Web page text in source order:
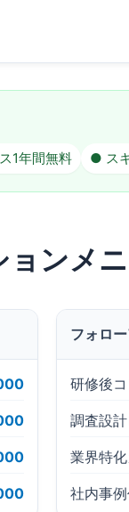
1年間無料 ● ス
ョンメ
フォロ
研修後
調査設
業界特
社内事